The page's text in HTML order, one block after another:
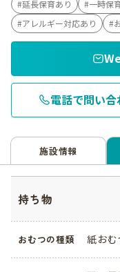
延長保育あり 一時保
アレルギー対応あり
電話で問い合
施設情報
持ち物
おむつの種類 紙おむ